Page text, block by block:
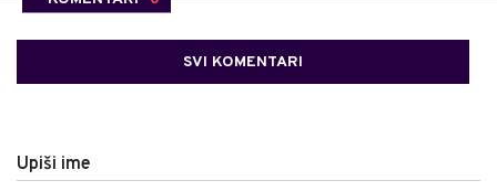
SVI KOMENTARI
Upiši ime